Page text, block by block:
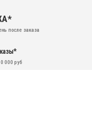
после заказа
000 руб